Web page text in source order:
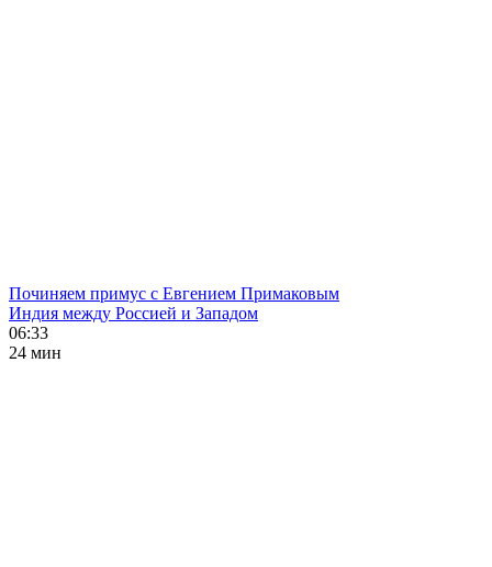
Починяем примус с Евгением Примаковым
Индия между Россией и Западом
06:33
24 мин